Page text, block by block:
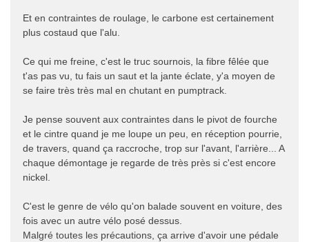
Et en contraintes de roulage, le carbone est certainement
plus costaud que l'alu.
Ce qui me freine, c'est le truc sournois, la fibre fêlée que
t'as pas vu, tu fais un saut et la jante éclate, y'a moyen de
se faire très très mal en chutant en pumptrack.
Je pense souvent aux contraintes dans le pivot de fourche
et le cintre quand je me loupe un peu, en réception pourrie,
de travers, quand ça raccroche, trop sur l'avant, l'arrière... A
chaque démontage je regarde de très près si c'est encore
nickel.
C'est le genre de vélo qu'on balade souvent en voiture, des
fois avec un autre vélo posé dessus.
Malgré toutes les précautions, ça arrive d'avoir une pédale